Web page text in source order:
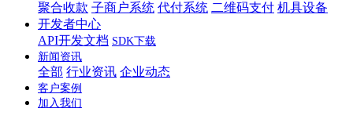
聚合收款 子商户系统 代付系统 二维码支付 机具设备
开发者中心
API开发文档 SDK下载
新闻资讯
全部 行业资讯 企业动态
客户案例
加入我们